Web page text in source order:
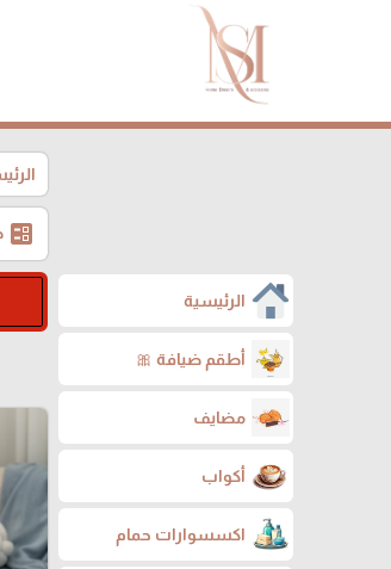
الرئيسية
أطقم ضيافة 🎀
مضايف
أكواب
اكسسوارات حمام
ballot